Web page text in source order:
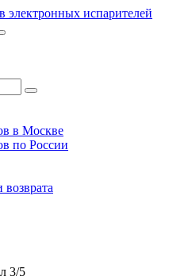
электронных испарителей
в Москве
по России
3/5